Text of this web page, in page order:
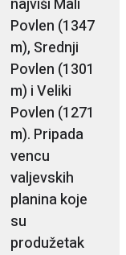
Povlen (1347
m), Srednji
Povlen (1301
m) i Veliki
Povlen (1271
m). Pripada
vencu
valjevskih
planina koje
su
produžetak